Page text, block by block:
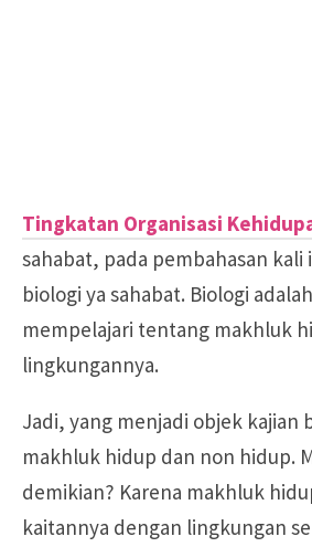
Tingkatan Organisasi
sahabat, pada pembahasan kali
biologi ya sahabat. Biologi
mempelajari tentang makhluk
lingkungannya.
Jadi, yang menjadi objek kajian
makhluk hidup dan non hidup.
demikian? Karena makhluk
kaitannya dengan lingkungan